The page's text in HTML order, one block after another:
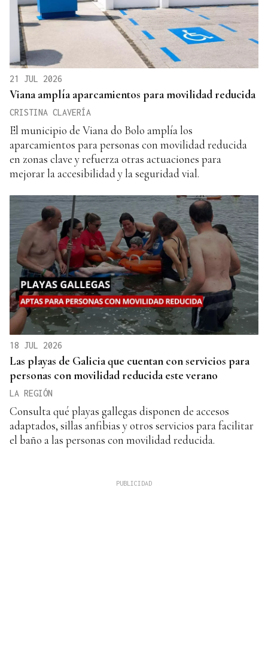
21 JUL 2026
Viana amplía aparcamientos para movilidad reducida
CRISTINA CLAVERÍA
El municipio de Viana do Bolo amplía los
aparcamientos para personas con movilidad reducida
en zonas clave y refuerza otras actuaciones para
mejorar la accesibilidad y la seguridad vial.
18 JUL 2026
Las playas de Galicia que cuentan con servicios para
personas con movilidad reducida este verano
LA REGIÓN
Consulta qué playas gallegas disponen de accesos
adaptados, sillas anfibias y otros servicios para facilitar
el baño a las personas con movilidad reducida.